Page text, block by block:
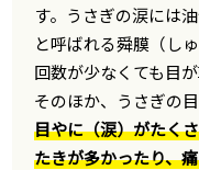
す。うさぎの涙には
と呼ばれる舜膜（し
回数が少なくても目
そのほか、うさぎの
目やに（涙）がたく
たきが多かったり、